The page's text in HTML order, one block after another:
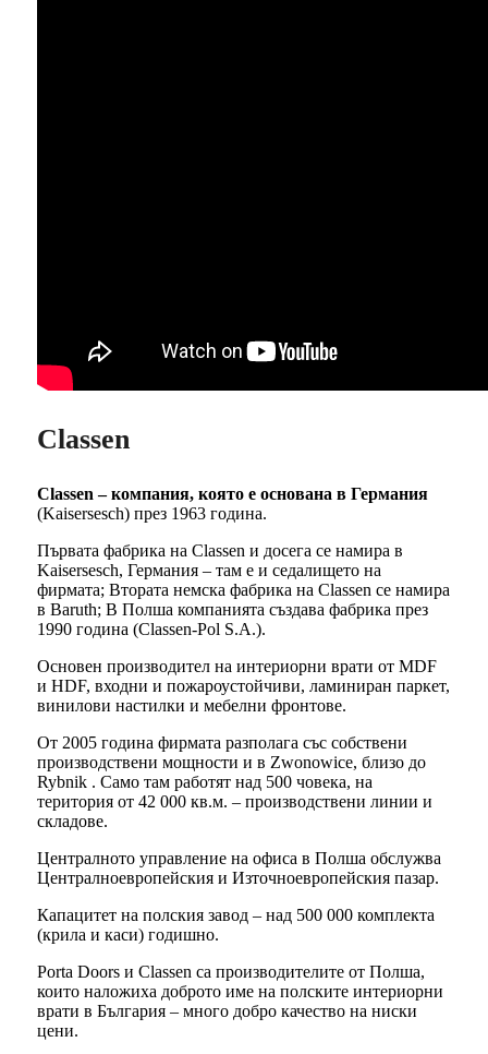
Classen
Classen – компания, която е основана в Германия
(Kaisersesch) през 1963 година.
Първата фабрика на Classen и досега се намира в
Kaisersesch, Германия – там е и седалището на
фирмата; Втората немска фабрика на Classen се намира
в Baruth; В Полша компанията създава фабрика през
1990 година (Classen-Pol S.A.).
Основен производител на интериорни врати от MDF
и HDF, входни и пожароустойчиви, ламиниран паркет,
винилови настилки и мебелни фронтове.
От 2005 година фирмата разполага със собствени
производствени мощности и в Zwonowice, близо до
Rybnik . Само там работят над 500 човека, на
територия от 42 000 кв.м. – производствени линии и
складове.
Централното управление на офиса в Полша обслужва
Централноевропейския и Източноевропейския пазар.
Капацитет на полския завод – над 500 000 комплекта
(крила и каси) годишно.
Porta Doors и Classen са производителите от Полша,
които наложиха доброто име на полските интериорни
врати в България – много добро качество на ниски
цени.